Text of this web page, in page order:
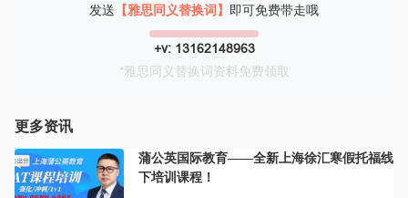
发送 【雅思同义替换词】 即可免费带走哦
+v: 13162148963
*雅思同义替换词资料免费领取
更多资讯
蒲公英国际教育——全新上海徐汇寒假托福线
下培训课程！